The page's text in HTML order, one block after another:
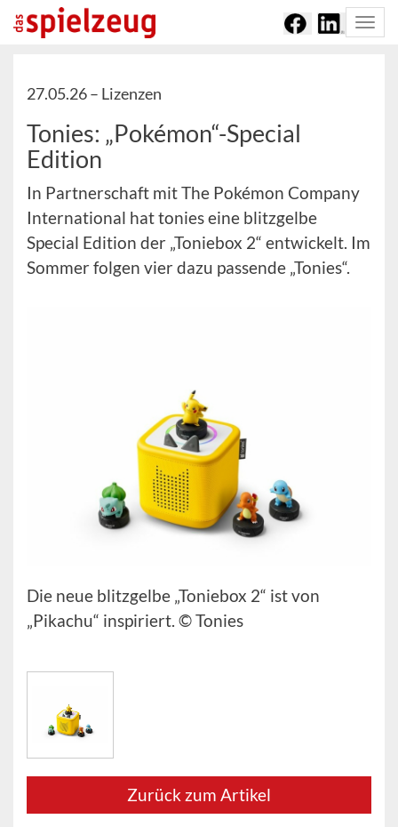
27.05.26 – Lizenzen
Tonies: „Pokémon“-Special
Edition
In Partnerschaft mit The Pokémon Company
International hat tonies eine blitzgelbe
Special Edition der „Toniebox 2“ entwickelt. Im
Sommer folgen vier dazu passende „Tonies“.
Die neue blitzgelbe „Toniebox 2“ ist von
„Pikachu“ inspiriert. © Tonies
Zurück zum Artikel